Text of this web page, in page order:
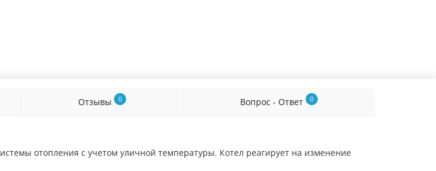
Отзывы 0 Вопрос - Ответ 0
отопления с учетом уличной температуры. Котел реагирует на изменение